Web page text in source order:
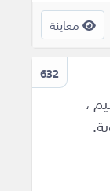
معاينة
632
،